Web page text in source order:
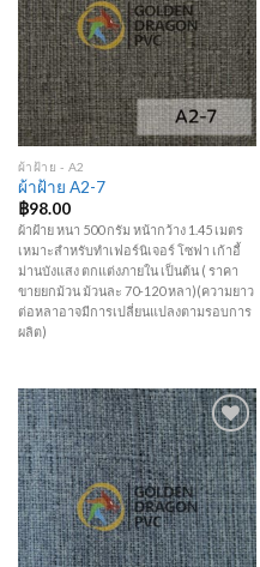
Add to
Wishlist
ผ้าฝ้าย - A2
ผ้าฝ้าย A2-7
฿98.00
ผ้าฝ้าย หนา 500 กรัม หน้ากว้าง 1.45 เมตร
เหมาะสำหรับทำเฟอร์นิเจอร์ โซฟา เก้าอี้
ม่านบังแสง ตกแต่งภายใน เป็นต้น ( ราคา
ขายยกม้วน ม้วนละ 70-120 หลา)(ความยาว
ต่อหลาอาจมีการเปลี่ยนแปลงตามรอบการ
ผลิต)
Add to
Wishlist